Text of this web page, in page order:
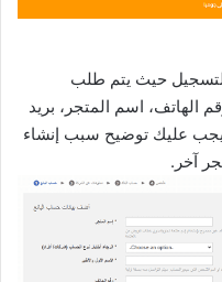
حيث يتم طلب
الهاتف، اسم المتجر، بريد
يجب عليك توضيح سبب إنشاء
آخر.